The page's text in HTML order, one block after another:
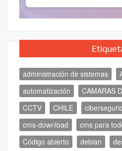
administración de sistemas
automatización
CAMARAS
CCTV
CHILE
cms-download
cms para
Código abierto
debian